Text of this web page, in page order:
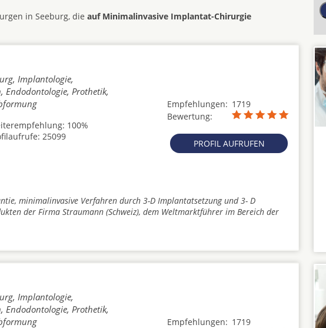
in Seeburg, die auf Minimalinvasive Implantat-Chirurgie
Implantologie,
Endodontologie, Prothetik,
Empfehlungen: 1719
Bewertung:
PROFIL AUFRUFEN
100%
25099
minimalinvasive Verfahren durch 3-D Implantatsetzung und 3- D
der Firma Straumann (Schweiz), dem Weltmarktführer im Bereich der
Implantologie,
Endodontologie, Prothetik,
Empfehlungen: 1719